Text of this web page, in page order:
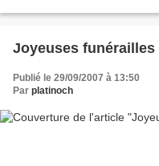
Joyeuses funérailles
Publié le 29/09/2007 à 13:50
Par platinoch